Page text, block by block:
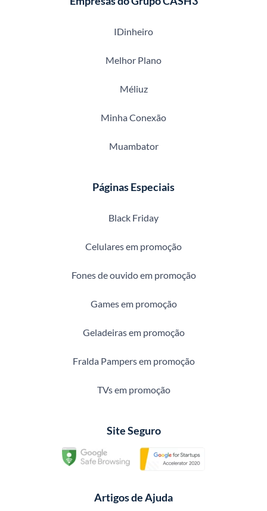
IDinheiro
Melhor Plano
Méliuz
Minha Conexão
Muambator
Páginas Especiais
Black Friday
Celulares em promoção
Fones de ouvido em promoção
Games em promoção
Geladeiras em promoção
Fralda Pampers em promoção
TVs em promoção
Site Seguro
Artigos de Ajuda